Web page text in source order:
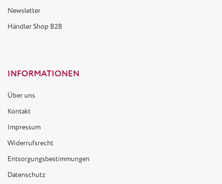
Newsletter
Händler Shop B2B
INFORMATIONEN
Über uns
Kontakt
Impressum
Widerrufsrecht
Entsorgungsbestimmungen
Datenschutz